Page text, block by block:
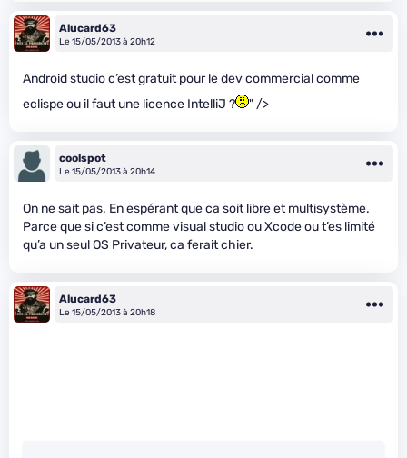
Alucard63
Le 15/05/2013 à 20h12
Android studio c’est gratuit pour le dev commercial comme
eclispe ou il faut une licence IntelliJ ?
" />
coolspot
Le 15/05/2013 à 20h14
On ne sait pas. En espérant que ca soit libre et multisystème.
Parce que si c’est comme visual studio ou Xcode ou t’es limité
qu’a un seul OS Privateur, ca ferait chier.
Alucard63
Le 15/05/2013 à 20h18